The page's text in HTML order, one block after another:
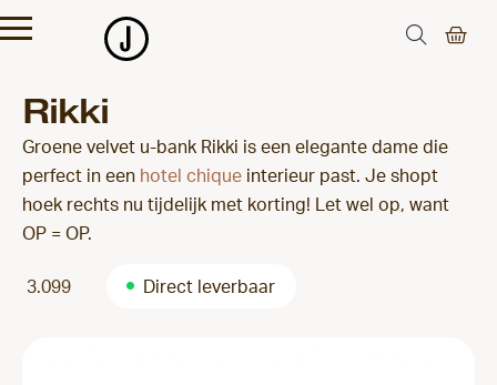
Rikki
Groene velvet u-bank Rikki is een elegante dame die
perfect in een hotel chique interieur past. Je shopt
hoek rechts nu tijdelijk met korting! Let wel op, want
OP = OP.
3.099 Direct leverbaar